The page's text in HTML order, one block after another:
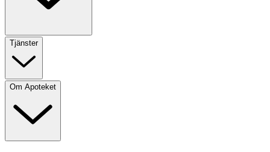
Tjänster
Om Apoteket